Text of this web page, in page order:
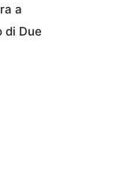
a
di Due